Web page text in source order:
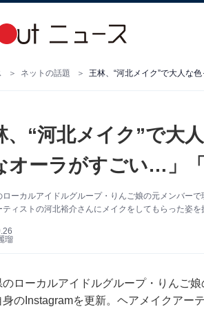
ネットの話題 王林、“河北メイク”で大人な
、“河北メイク”で大
オーラがすごい…」
ローカルアイドルグループ・りんご娘の元メンバー
ティストの河北裕介さんにメイクをしてもらった姿を
瑠
のローカルアイドルグループ・りんご
身のInstagramを更新。ヘアメイクアー